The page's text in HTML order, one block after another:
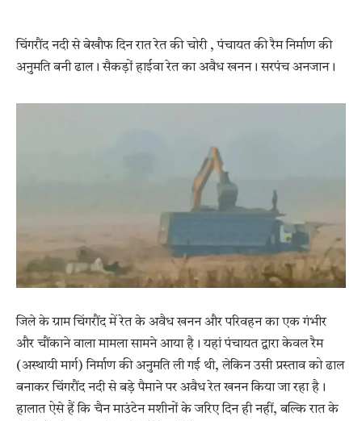
चिंगरौंद नदी से बेखौफ दिन रात रेत की चोरी , पंचायत की रैम निर्माण की
अनुमति बनी ढाल। सैकड़ों हाईवा रेत का अवैध खनन। सरपंच अनजान।
जिले के ग्राम चिंगरौंद में रेत के अवैध खनन और परिवहन का एक गंभीर
और चौंकाने वाला मामला सामने आया है। यहां पंचायत द्वारा केवल रैम
(अस्थायी मार्ग) निर्माण की अनुमति ली गई थी, लेकिन उसी प्रस्ताव को ढाल
बनाकर चिंगरौंद नदी से बड़े पैमाने पर अवैध रेत खनन किया जा रहा है।
हालात ऐसे हैं कि चैन माउंटेन मशीनों के जरिए दिन ही नहीं, बल्कि रात के